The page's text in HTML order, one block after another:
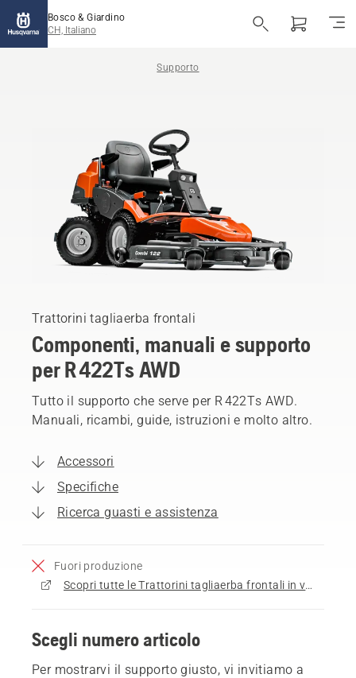
Bosco & Giardino
CH, Italiano
Supporto
Trattorini tagliaerba frontali
Componenti, manuali e supporto
per R 422Ts AWD
Tutto il supporto che serve per R 422Ts AWD.
Manuali, ricambi, guide, istruzioni e molto altro.
Accessori
Specifiche
Ricerca guasti e assistenza
Fuori produzione
Scopri tutte le Trattorini tagliaerba frontali in vendita
Scegli numero articolo
Per mostrarvi il supporto giusto, vi invitiamo a